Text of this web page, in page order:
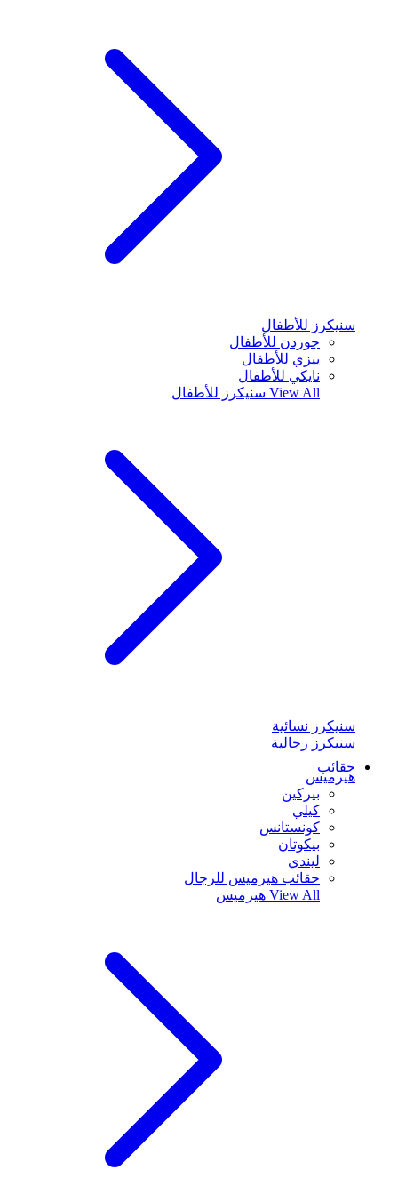
سنيكرز للأطفال
جوردن للأطفال
ييزي للأطفال
نايكي للأطفال
View All سنيكرز للأطفال
سنيكرز نسائية
سنيكرز رجالية
حقائب
هيرميس
بيركين
كيلي
كونستانس
بيكوتان
ليندي
حقائب هيرميس للرجال
View All هيرميس